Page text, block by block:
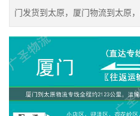
门发货到太原，厦门物流到太原，